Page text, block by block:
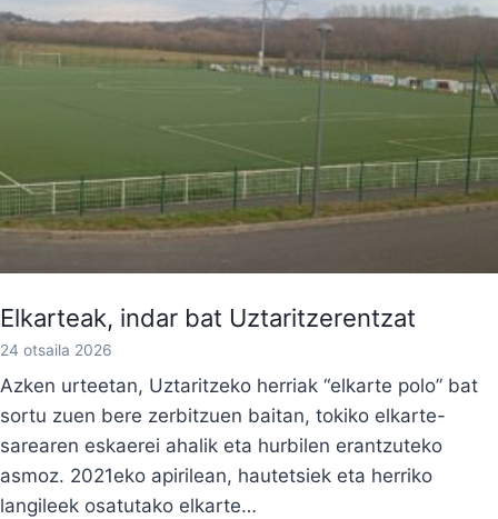
Elkarteak, indar bat Uztaritzerentzat
24 otsaila 2026
Azken urteetan, Uztaritzeko herriak “elkarte polo” bat
sortu zuen bere zerbitzuen baitan, tokiko elkarte-
sarearen eskaerei ahalik eta hurbilen erantzuteko
asmoz. 2021eko apirilean, hautetsiek eta herriko
langileek osatutako elkarte…